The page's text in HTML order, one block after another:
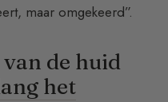
maar omgekeerd”.
de huid
het